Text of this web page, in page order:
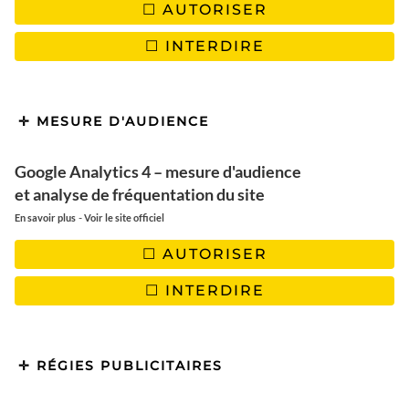
Comment vivre le marché de
Noël de Strasbourg à 100 % ?
AUTORISER
INTERDIRE
MESURE D'AUDIENCE
Google Analytics 4 – mesure d'audience
et analyse de fréquentation du site
En savoir plus -Voir le site officiel
AUTORISER
INTERDIRE
RÉGIES PUBLICITAIRES